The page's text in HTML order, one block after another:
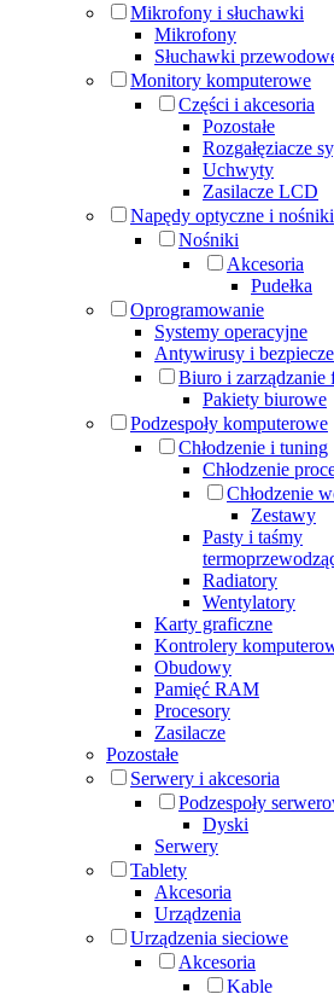
Mikrofony i słuchawki
Mikrofony
Słuchawki
Monitory komputerowe
Części i akcesoria
Pozostałe
Rozgałęziacze
Uchwyty
Zasilacze LCD
Napędy optyczne i nośniki
Nośniki
Akcesoria
Pudełka
Oprogramowanie
Systemy operacyjne
Antywirusy i
Biuro i zarządzanie
Pakiety biurowe
Podzespoły komputerowe
Chłodzenie i tuning
Chłodzenie
Chłodzenie
Zestawy
Pasty i taśmy
Radiatory
Wentylatory
Karty graficzne
Kontrolery
Obudowy
Pamięć RAM
Procesory
Zasilacze
Pozostałe
Serwery i akcesoria
Podzespoły
Dyski
Serwery
Tablety
Akcesoria
Urządzenia
Urządzenia sieciowe
Akcesoria
Kable